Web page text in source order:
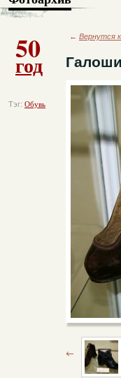
50
год
Тэг: Обувь
← Вернутся